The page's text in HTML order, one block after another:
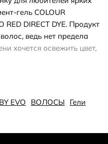
гель COLOUR
RED DIRECT DYE. Продукт
ведь нет предела
хочется освежить цвет,
Данный продукт
и образовывали
дольше. Применять
EVO ВОЛОСЫ Гели